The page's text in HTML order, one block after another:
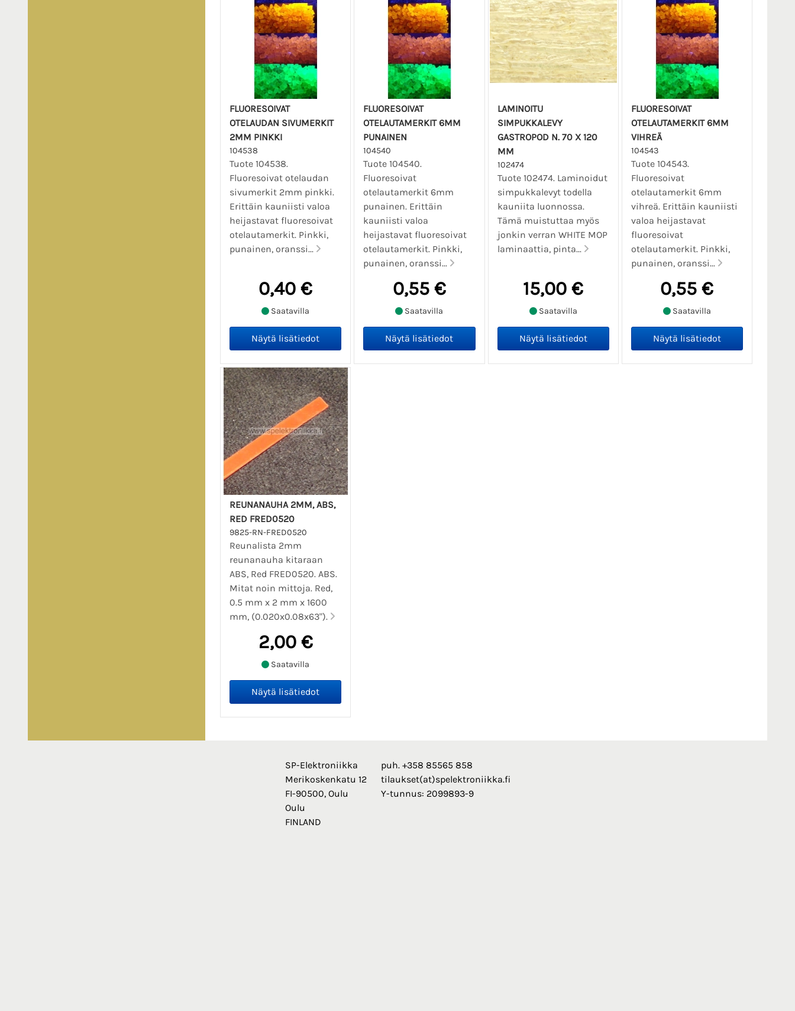
FLUORESOIVAT
OTELAUDAN SIVUMERKIT
2MM PINKKI
104538
Tuote 104538.
Fluoresoivat otelaudan
sivumerkit 2mm pinkki.
Erittäin kauniisti valoa
heijastavat fluoresoivat
otelautamerkit. Pinkki,
punainen, oranssi...
0,40 €
Saatavilla
FLUORESOIVAT
OTELAUTAMERKIT 6MM
PUNAINEN
104540
Tuote 104540.
Fluoresoivat
otelautamerkit 6mm
punainen. Erittäin
kauniisti valoa
heijastavat fluoresoivat
otelautamerkit. Pinkki,
punainen, oranssi...
0,55 €
Saatavilla
LAMINOITU
SIMPUKKALEVY
GASTROPOD N. 70 X 120
MM
102474
Tuote 102474. Laminoidut
simpukkalevyt todella
kauniita luonnossa.
Tämä muistuttaa myös
jonkin verran WHITE MOP
laminaattia, pinta...
15,00 €
Saatavilla
FLUORESOIVAT
OTELAUTAMERKIT 6MM
VIHREÄ
104543
Tuote 104543.
Fluoresoivat
otelautamerkit 6mm
vihreä. Erittäin kauniisti
valoa heijastavat
fluoresoivat
otelautamerkit. Pinkki,
punainen, oranssi...
0,55 €
Saatavilla
REUNANAUHA 2MM, ABS,
RED FRED0520
9825-RN-FRED0520
Reunalista 2mm
reunanauha kitaraan
ABS, Red FRED0520. ABS.
Mitat noin mittoja. Red,
0.5 mm x 2 mm x 1600
mm, (0.020x0.08x63").
2,00 €
Saatavilla
SP-Elektroniikka
Merikoskenkatu 12
FI-90500, Oulu
Oulu
FINLAND
puh. +358 85565 858
tilaukset(at)spelektroniikka.fi
Y-tunnus: 2099893-9